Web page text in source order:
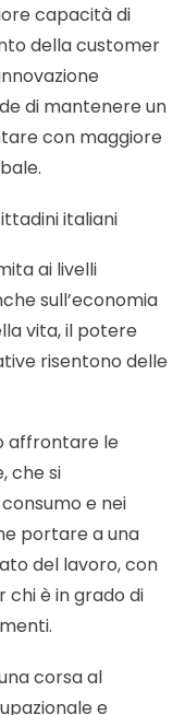
capacità di
della customer
di mantenere un
con maggiore
italiani
ai livelli
sull’economia
vita, il potere
risentono delle
affrontare le
che si
e nei
portare a una
del lavoro, con
è in grado di
corsa al
e